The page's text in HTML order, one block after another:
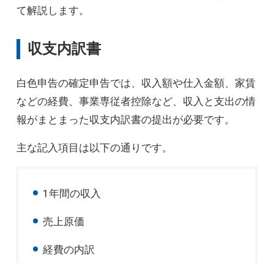
て解説します。
収支内訳書
白色申告の確定申告では、収入額や仕入金額、家賃
などの経費、事業専従者控除など、収入と支出の情
報がまとまった収支内訳書の提出が必要です。
主な記入項目は以下の通りです。
1年間の収入
売上原価
経費の内訳